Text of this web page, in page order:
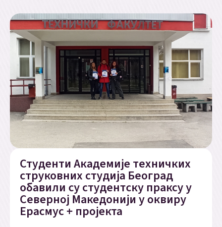
Студенти Академије техничких
струковних студија Београд
обавили су студентску праксу у
Северној Македонији у оквиру
Ерасмус + пројекта